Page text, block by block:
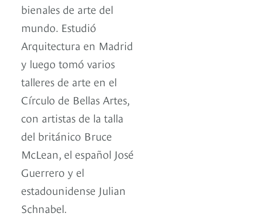
bienales de arte del
mundo. Estudió
Arquitectura en Madrid
y luego tomó varios
talleres de arte en el
Círculo de Bellas Artes,
con artistas de la talla
del británico Bruce
McLean, el español José
Guerrero y el
estadounidense Julian
Schnabel.